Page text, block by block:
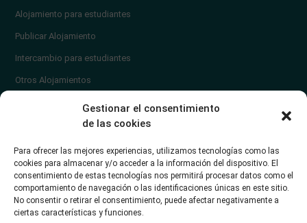
Gestionar el consentimiento
de las cookies
Para ofrecer las mejores experiencias, utilizamos tecnologías como las
cookies para almacenar y/o acceder a la información del dispositivo. El
consentimiento de estas tecnologías nos permitirá procesar datos como el
comportamiento de navegación o las identificaciones únicas en este sitio.
No consentir o retirar el consentimiento, puede afectar negativamente a
ciertas características y funciones.
Alojamiento para estudiantes
Publicar Alojamiento
Intercambio para estudiantes
Otros Alojamientos
¿Cómo publicar un anuncio?
Contacto